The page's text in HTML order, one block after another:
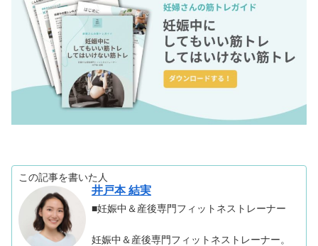
この記事を書いた人
井戸本 結実
■妊娠中＆産後専門フィットネストレーナー
妊娠中＆産後専門フィットネストレーナー。